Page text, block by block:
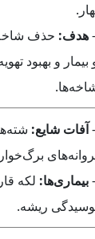
هدف: حذف
بیمار و بهبود
آفات شایع:
بیماری‌ها: لکه
ریشه.